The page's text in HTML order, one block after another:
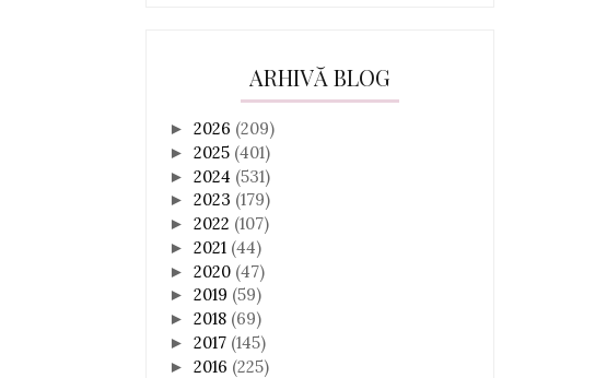
ARHIVĂ BLOG
► 2026 (209)
► 2025 (401)
► 2024 (531)
► 2023 (179)
► 2022 (107)
► 2021 (44)
► 2020 (47)
► 2019 (59)
► 2018 (69)
► 2017 (145)
► 2016 (225)